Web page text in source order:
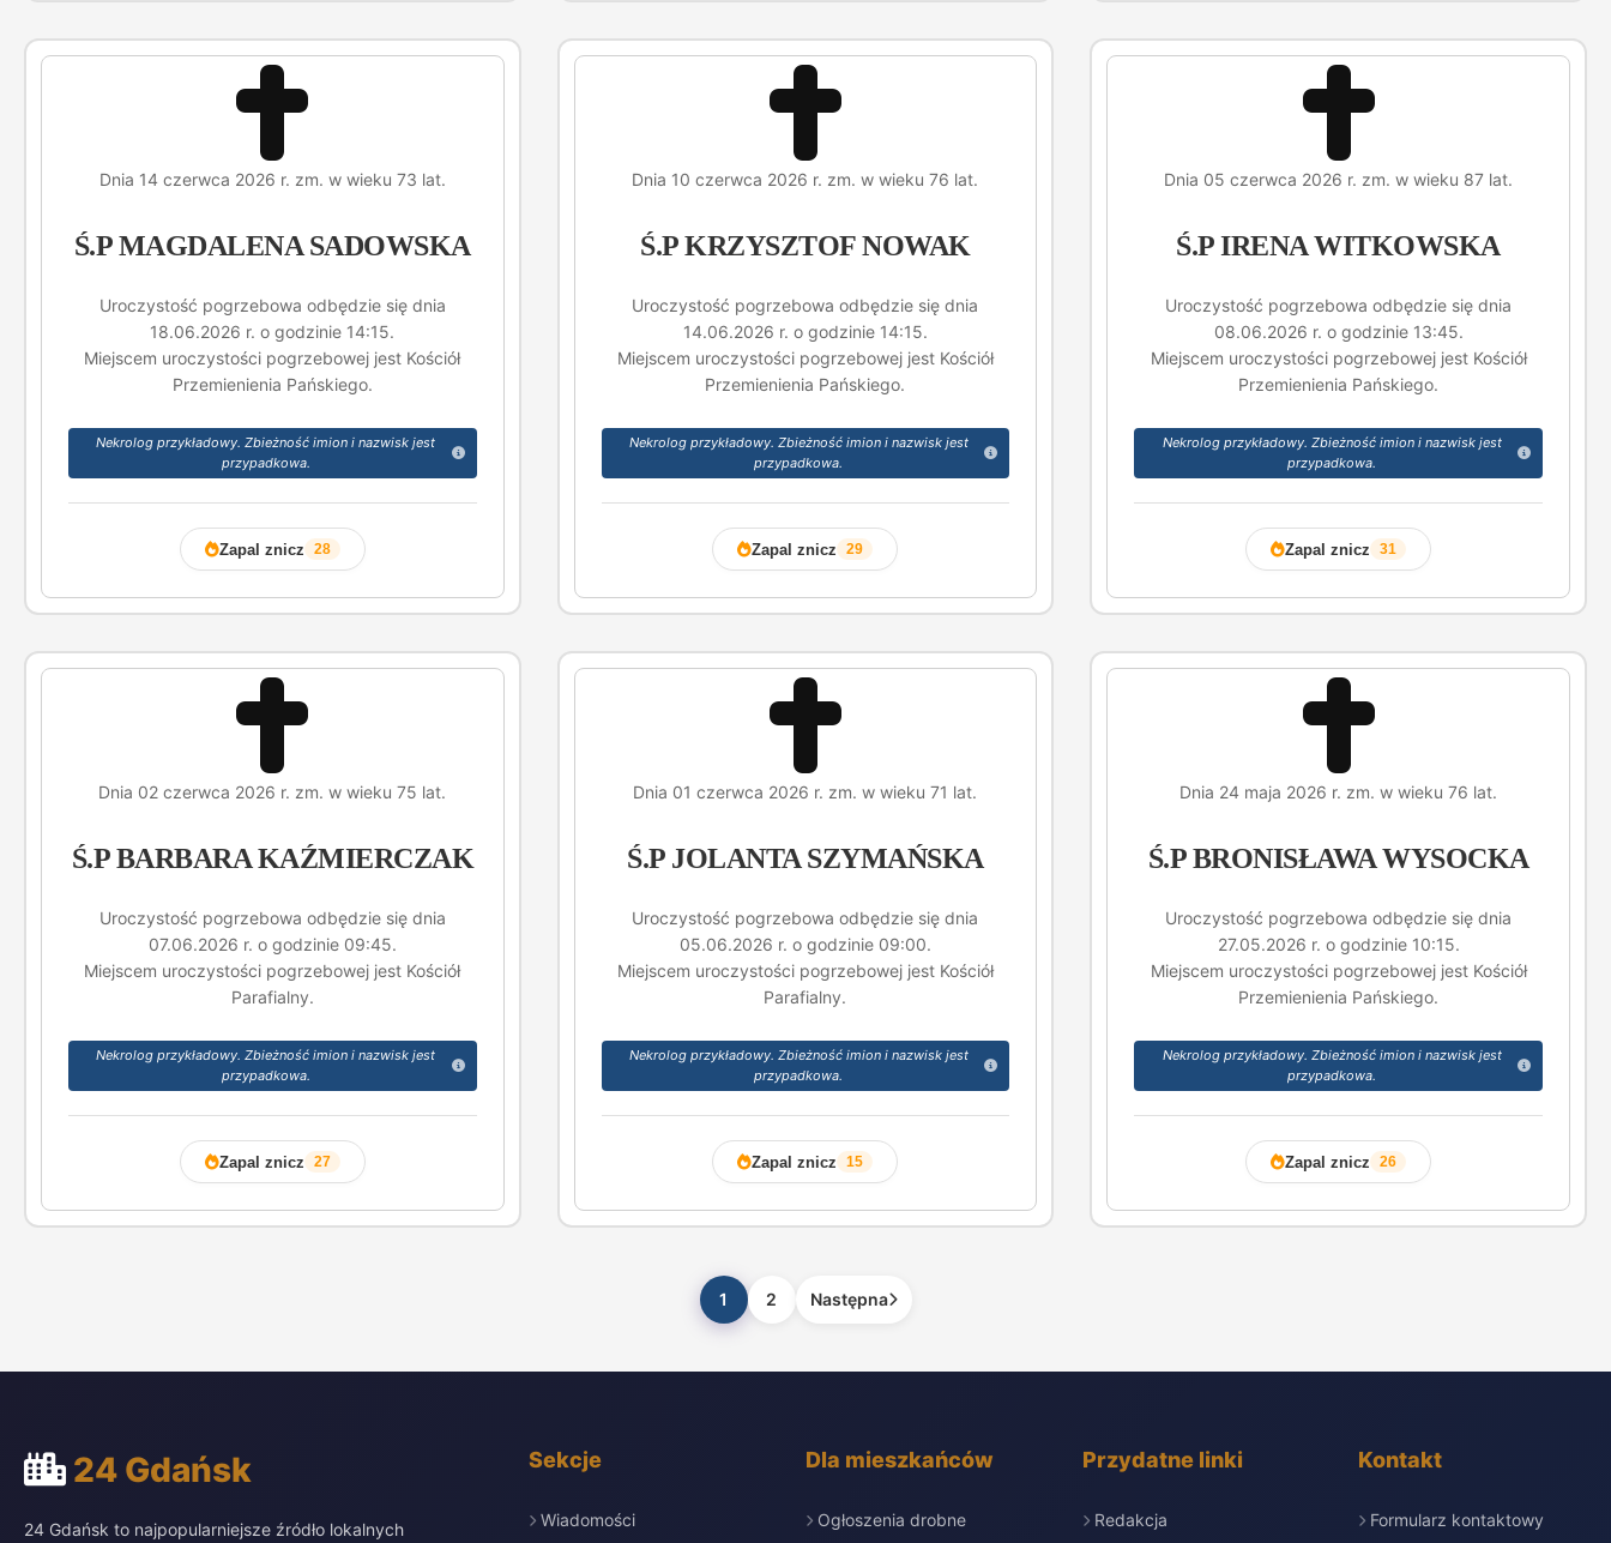
Dnia 14 czerwca 2026 r. zm. w wieku 73 lat.
Ś.P MAGDALENA SADOWSKA
Uroczystość pogrzebowa odbędzie się dnia
18.06.2026 r. o godzinie 14:15.
Miejscem uroczystości pogrzebowej jest Kościół
Przemienienia Pańskiego.
Nekrolog przykładowy. Zbieżność imion i nazwisk jest
przypadkowa.
Zapal znicz 28
Dnia 10 czerwca 2026 r. zm. w wieku 76 lat.
Ś.P KRZYSZTOF NOWAK
Uroczystość pogrzebowa odbędzie się dnia
14.06.2026 r. o godzinie 14:15.
Miejscem uroczystości pogrzebowej jest Kościół
Przemienienia Pańskiego.
Nekrolog przykładowy. Zbieżność imion i nazwisk jest
przypadkowa.
Zapal znicz 29
Dnia 05 czerwca 2026 r. zm. w wieku 87 lat.
Ś.P IRENA WITKOWSKA
Uroczystość pogrzebowa odbędzie się dnia
08.06.2026 r. o godzinie 13:45.
Miejscem uroczystości pogrzebowej jest Kościół
Przemienienia Pańskiego.
Nekrolog przykładowy. Zbieżność imion i nazwisk jest
przypadkowa.
Zapal znicz 31
Dnia 02 czerwca 2026 r. zm. w wieku 75 lat.
Ś.P BARBARA KAŹMIERCZAK
Uroczystość pogrzebowa odbędzie się dnia
07.06.2026 r. o godzinie 09:45.
Miejscem uroczystości pogrzebowej jest Kościół
Parafialny.
Nekrolog przykładowy. Zbieżność imion i nazwisk jest
przypadkowa.
Zapal znicz 27
Dnia 01 czerwca 2026 r. zm. w wieku 71 lat.
Ś.P JOLANTA SZYMAŃSKA
Uroczystość pogrzebowa odbędzie się dnia
05.06.2026 r. o godzinie 09:00.
Miejscem uroczystości pogrzebowej jest Kościół
Parafialny.
Nekrolog przykładowy. Zbieżność imion i nazwisk jest
przypadkowa.
Zapal znicz 15
Dnia 24 maja 2026 r. zm. w wieku 76 lat.
Ś.P BRONISŁAWA WYSOCKA
Uroczystość pogrzebowa odbędzie się dnia
27.05.2026 r. o godzinie 10:15.
Miejscem uroczystości pogrzebowej jest Kościół
Przemienienia Pańskiego.
Nekrolog przykładowy. Zbieżność imion i nazwisk jest
przypadkowa.
Zapal znicz 26
1 2 Następna
24 Gdańsk
24 Gdańsk to najpopularniejsze źródło lokalnych
Sekcje
Wiadomości
Dla mieszkańców
Ogłoszenia drobne
Przydatne linki
Redakcja
Kontakt
Formularz kontaktowy